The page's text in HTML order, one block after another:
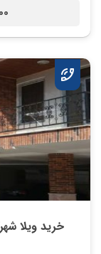
خرید ویلا